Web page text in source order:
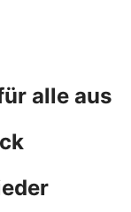
alle aus